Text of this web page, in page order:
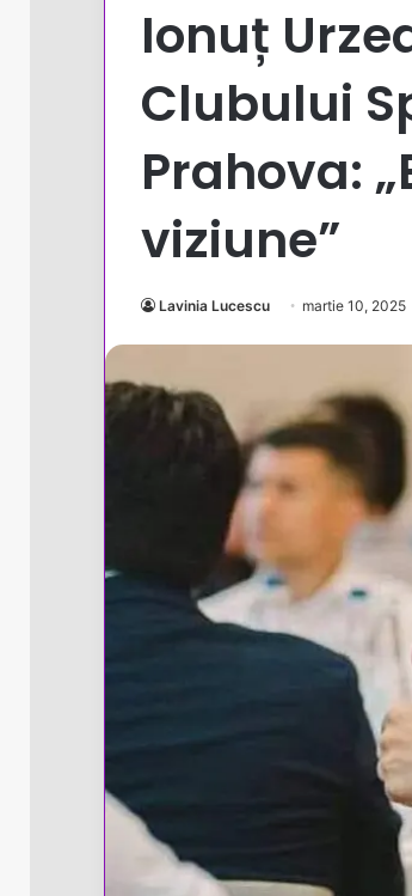
Ionuț
Clubului
Prahova:
viziune”
Lavinia Lucescu martie 10, 2025